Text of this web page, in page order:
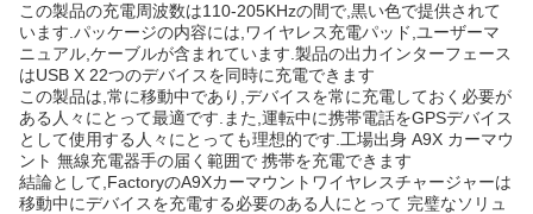
この製品の充電周波数は110-205KHzの間で,黒い色で提供されて
います.パッケージの内容には,ワイヤレス充電パッド,ユーザーマ
ニュアル,ケーブルが含まれています.製品の出力インターフェース
はUSB X 22つのデバイスを同時に充電できます
この製品は,常に移動中であり,デバイスを常に充電しておく必要が
ある人々にとって最適です.また,運転中に携帯電話をGPSデバイス
として使用する人々にとっても理想的です.工場出身 A9X カーマウ
ント 無線充電器手の届く範囲で 携帯を充電できます
結論として,FactoryのA9Xカーマウントワイヤレスチャージャーは
移動中にデバイスを充電する必要のある人にとって 完璧なソリュ